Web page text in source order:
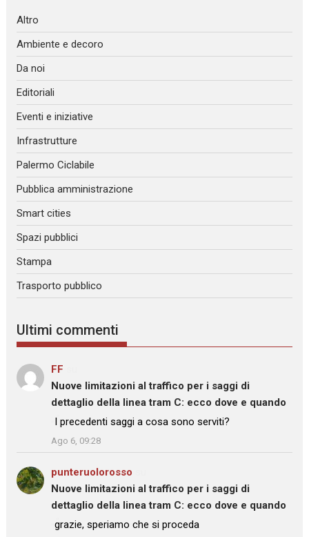
Altro
Ambiente e decoro
Da noi
Editoriali
Eventi e iniziative
Infrastrutture
Palermo Ciclabile
Pubblica amministrazione
Smart cities
Spazi pubblici
Stampa
Trasporto pubblico
Ultimi commenti
FF
Nuove limitazioni al traffico per i saggi di
dettaglio della linea tram C: ecco dove e quando
: “I precedenti saggi a cosa sono serviti?
Ago 6, 09:28
punteruolorosso
Nuove limitazioni al traffico per i saggi di
dettaglio della linea tram C: ecco dove e quando
: “
grazie, speriamo che si proceda
”